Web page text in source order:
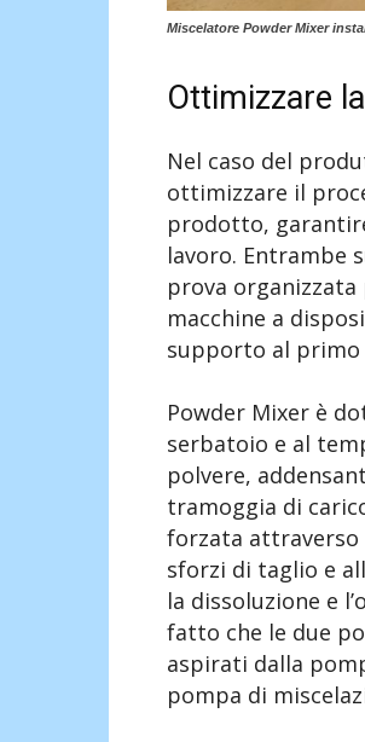
Miscelatore Powder Mixer
Ottimizzare
Nel caso del
ottimizzare il
prodotto,
lavoro. Entrambe
prova
macchine a
supporto al primo
Powder Mixer è
serbatoio e al
polvere,
tramoggia di
forzata attraverso
sforzi di taglio e
la dissoluzione e
fatto che le due
aspirati dalla
pompa di